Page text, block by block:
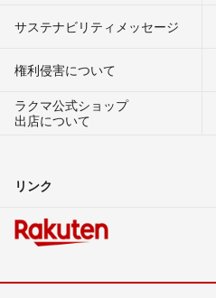
サステナビリティメッセージ
権利侵害について
ラクマ公式ショップ
出店について
リンク